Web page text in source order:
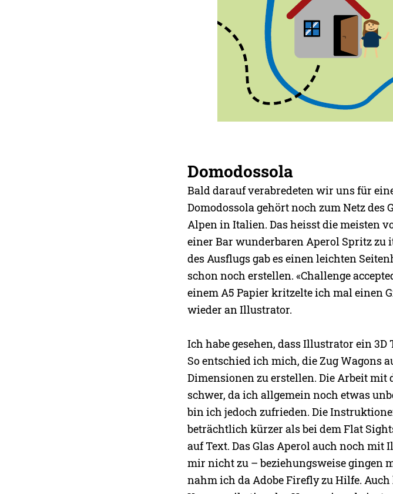
Domodossola
Bald darauf verabredeten wir uns für
Domodossola gehört noch zum Netz des
Alpen in Italien. Das heisst die meisten
einer Bar wunderbaren Aperol Spritz zu
des Ausflugs gab es einen leichten
schon noch erstellen. «Challenge
einem A5 Papier kritzelte ich mal einen
wieder an Illustrator.
Ich habe gesehen, dass Illustrator ein
So entschied ich mich, die Zug Wagons
Dimensionen zu erstellen. Die Arbeit
schwer, da ich allgemein noch etwas
bin ich jedoch zufrieden. Die
beträchtlich kürzer als bei dem Flat
auf Text. Das Glas Aperol auch noch
mir nicht zu – beziehungsweise gingen
nahm ich da Adobe Firefly zu Hilfe.